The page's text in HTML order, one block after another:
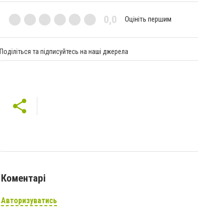
0,0 Оцініть першим
Поділіться та підписуйтесь на наші джерела
Коментарі
Авторизуватись